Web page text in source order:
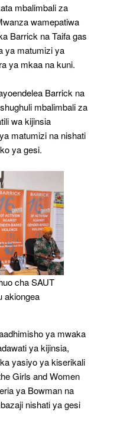
Washirika
Wake
mbalimbali za
wamepatiwa
Barrick na Taifa gas
ya matumizi ya
ya mkaa na kuni.
Barrick na
mbalimbali za
wa kijinsia
matumizi na nishati
ya gesi.
cha SAUT
akiongea
ya mwaka
ya kijinsia,
yasiyo ya kiserikali
Girls and Women
ya Bowman na
nishati ya gesi